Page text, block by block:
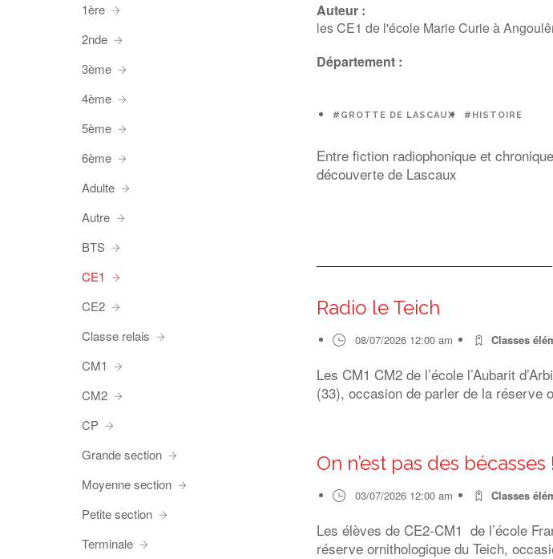
Auteur :
les CE1 de l'école Marie Curie à
Département :
#GROTTE DE LASCAUX #HISTOIRE
Entre fiction radiophonique et
découverte de Lascaux
Radio le Teich
08/07/2026 12:00 am Classes
Les CM1 CM2 de l’école l’Aubarit
(33), occasion de parler de la réserve
On n’est pas des bécasses !
03/07/2026 12:00 am Classes
Les élèves de CE2-CM1 de l’école
réserve ornithologique du Teich,
1ère
2nde
3ème
4ème
5ème
6ème
Adulte
Autre
BTS
CE1
CE2
Classe relais
CM1
CM2
CP
Grande section
Moyenne section
Petite section
Terminale